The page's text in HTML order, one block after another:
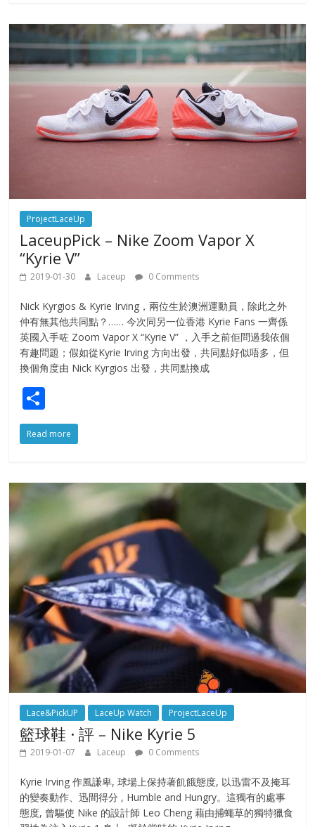
ProjectLaceUp
LaceupPick – Nike Zoom Vapor X
“Kyrie V”
2019-01-30 Laceup 0 Comments
Nick Kyrgios & Kyrie Irving，兩位生於澳洲運動員，除此之外
仲有無其他共同點？…… 今次同另一位香港 Kyrie Fans 一齊係
英國入手咗 Zoom Vapor X “Kyrie V” ，入手之前佢問過我依個
有趣問題；假如從Kyrie Irving 方向出發，共同點好似唔多，但
換個角度由 Nick Kyrgios 出發，共同點換成
h
ar
Read more
Lace&PickUP LaceUp Watch ProjectLaceUp
籃球鞋 · 評 – Nike Kyrie 5
2019-01-07 Laceup 0 Comments
Kyrie Irving 作風謙卑, 球場上保持著飢餓態度, 以迅雷不及掩耳
的變奏動作、迅間得分 , Humble and Hungry。這獨有的處事
態度, 曾驅使 Nike 的設計師 Leo Cheng 藉由捕蠅草的獨特獵食